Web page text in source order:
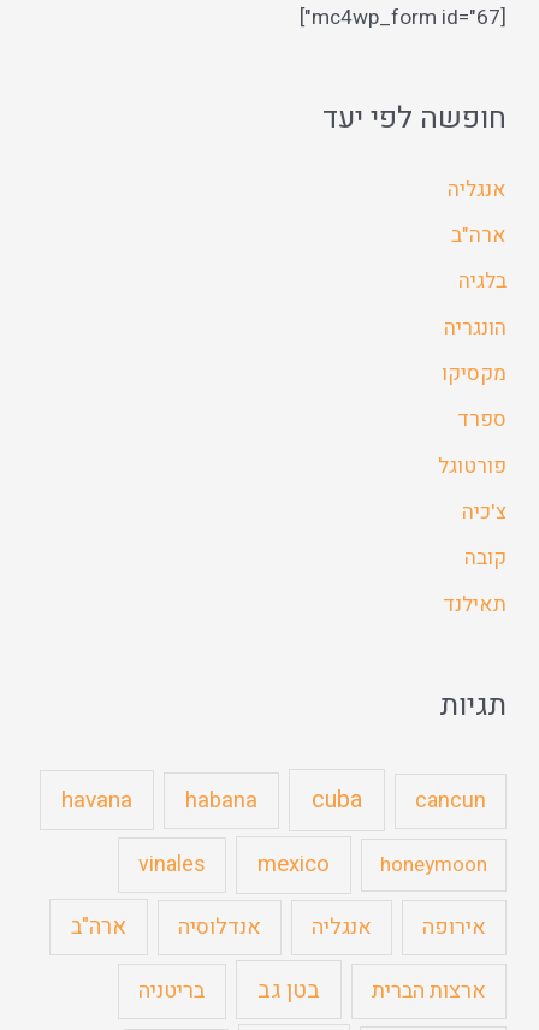
[mc4wp_form id="67"]
חופשה לפי יעד
אנגליה
ארה"ב
בלגיה
הונגריה
מקסיקו
ספרד
פורטוגל
צ'כיה
קובה
תאילנד
תגיות
cancun
cuba
habana
havana
honeymoon
mexico
vinales
אירופה
אנגליה אנדלוסיה ארה"ב
ארצות הברית בטן גב בריטניה